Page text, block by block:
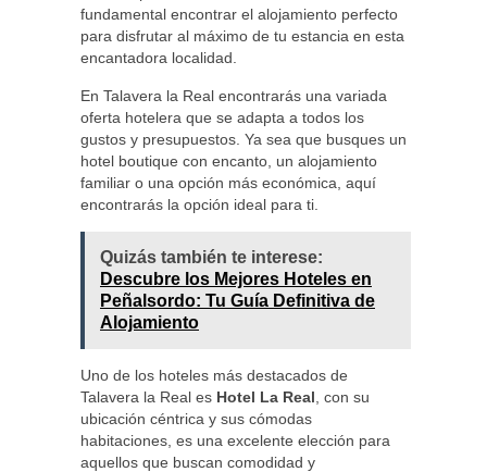
fundamental encontrar el alojamiento perfecto
para disfrutar al máximo de tu estancia en esta
encantadora localidad.
En Talavera la Real encontrarás una variada
oferta hotelera que se adapta a todos los
gustos y presupuestos. Ya sea que busques un
hotel boutique con encanto, un alojamiento
familiar o una opción más económica, aquí
encontrarás la opción ideal para ti.
Quizás también te interese:
Descubre los Mejores Hoteles en
Peñalsordo: Tu Guía Definitiva de
Alojamiento
Uno de los hoteles más destacados de
Talavera la Real es Hotel La Real , con su
ubicación céntrica y sus cómodas
habitaciones, es una excelente elección para
aquellos que buscan comodidad y